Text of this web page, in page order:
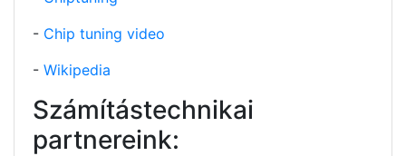
- Chip tuning video
- Wikipedia
Számítástechnikai
partnereink: